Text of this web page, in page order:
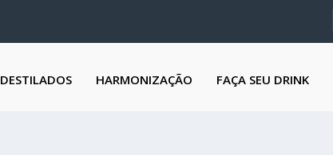
DESTILADOS HARMONIZAÇÃO FAÇA SEU DRINK